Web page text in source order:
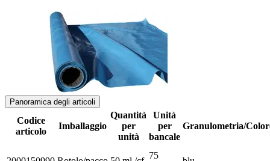
Panoramica degli articoli
Codice
articolo
Imballaggio
Quantità
per
unità
Unità
per
bancale
Granulometria/
75